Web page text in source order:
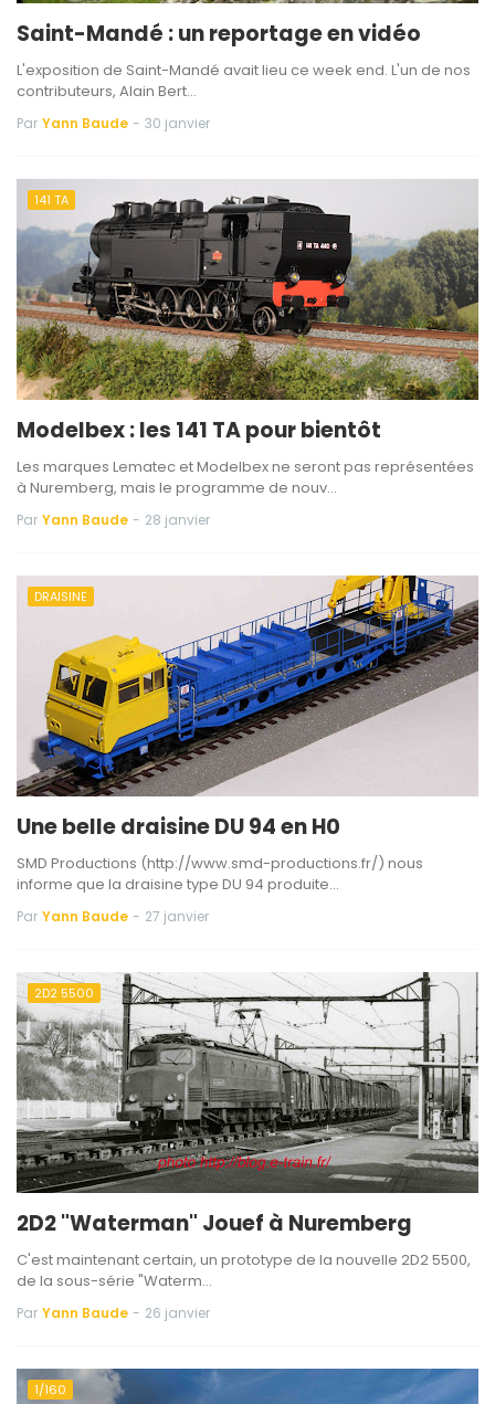
Saint-Mandé : un reportage en vidéo
L'exposition de Saint-Mandé avait lieu ce week end. L'un de nos
contributeurs, Alain Bert…
Par Yann Baude - 30 janvier
141 TA
Modelbex : les 141 TA pour bientôt
Les marques Lematec et Modelbex ne seront pas représentées
à Nuremberg, mais le programme de nouv…
Par Yann Baude - 28 janvier
DRAISINE
Une belle draisine DU 94 en H0
SMD Productions (http://www.smd-productions.fr/) nous
informe que la draisine type DU 94 produite…
Par Yann Baude - 27 janvier
2D2 5500
2D2 "Waterman" Jouef à Nuremberg
C'est maintenant certain, un prototype de la nouvelle 2D2 5500,
de la sous-série "Waterm…
Par Yann Baude - 26 janvier
1/160